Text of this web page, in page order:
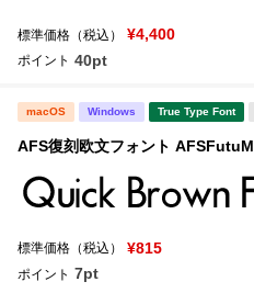
標準価格（税込） ¥4,400
ポイント 40pt
macOS Windows True Type Font
AFS復刻欧文フォント AFSFutuM
標準価格（税込） ¥815
ポイント 7pt